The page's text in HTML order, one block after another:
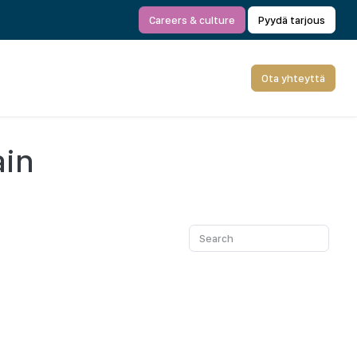
Careers & culture Pyydä tarjous
Ota yhteyttä